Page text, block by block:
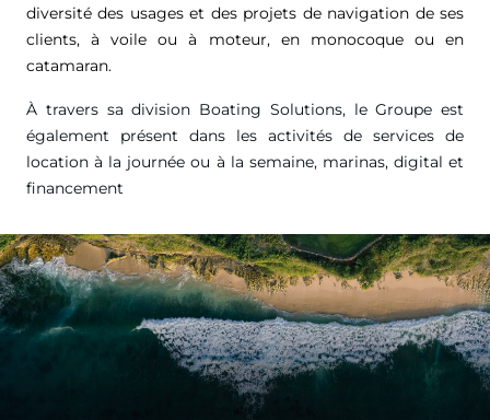
diversité des usages et des projets de navigation de ses
clients, à voile ou à moteur, en monocoque ou en
catamaran.
À travers sa division Boating Solutions, le Groupe est
également présent dans les activités de services de
location à la journée ou à la semaine, marinas, digital et
financement